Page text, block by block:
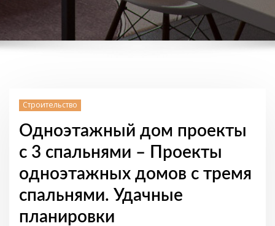
Строительство
Одноэтажный дом проекты
с 3 спальнями – Проекты
одноэтажных домов с тремя
спальнями. Удачные
планировки